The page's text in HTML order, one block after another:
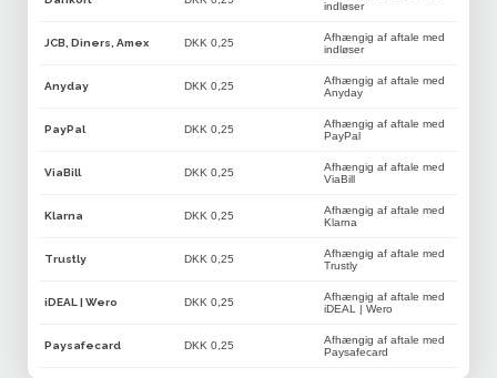
indløser
JCB, Diners, Amex DKK 0,25
Afhængig af aftale med
indløser
Anyday DKK 0,25
Afhængig af aftale med
Anyday
PayPal DKK 0,25
Afhængig af aftale med
PayPal
ViaBill DKK 0,25
Afhængig af aftale med
ViaBill
Klarna DKK 0,25
Afhængig af aftale med
Klarna
Trustly DKK 0,25
Afhængig af aftale med
Trustly
iDEAL | Wero DKK 0,25
Afhængig af aftale med
iDEAL | Wero
Paysafecard DKK 0,25
Afhængig af aftale med
Paysafecard